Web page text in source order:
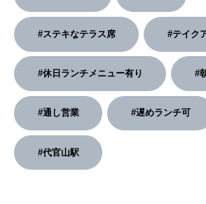
#ステキなテラス席 #テイク
#休日ランチメニュー有り #
#通し営業 #遅めランチ可
#代官山駅